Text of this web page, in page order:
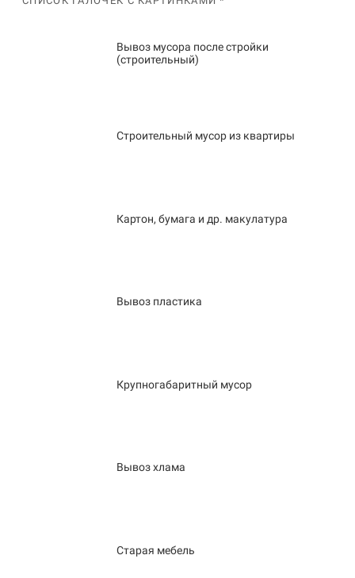
Вывоз мусора после стройки
(строительный)
Строительный мусор из квартиры
Картон, бумага и др. макулатура
Вывоз пластика
Крупногабаритный мусор
Вывоз хлама
Старая мебель